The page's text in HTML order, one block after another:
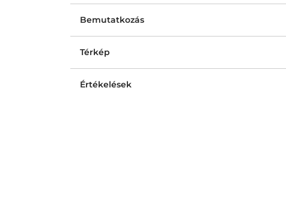
Bemutatkozás
Térkép
Értékelések